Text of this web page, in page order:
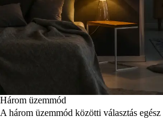
Három üzemmód
A három üzemmód közötti választás